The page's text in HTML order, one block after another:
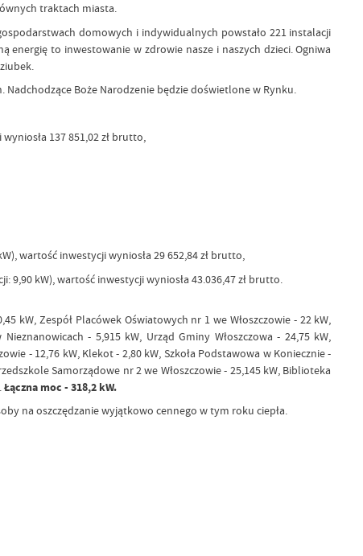
traktach miasta.
domowych i indywidualnych powstało 221 instalacji
to inwestowanie w zdrowie nasze i naszych dzieci. Ogniwa
Boże Narodzenie będzie doświetlone w Rynku.
137 851,02 zł brutto,
wartość inwestycji wyniosła 29 652,84 zł brutto,
kW), wartość inwestycji wyniosła 43.036,47 zł brutto.
kW, Zespół Placówek Oświatowych nr 1 we Włoszczowie - 22 kW,
- 5,915 kW, Urząd Gminy Włoszczowa - 24,75 kW,
- 12,76 kW, Klekot - 2,80 kW, Szkoła Podstawowa w Koniecznie -
Samorządowe nr 2 we Włoszczowie - 25,145 kW, Biblioteka
Łączna moc - 318,2 kW.
na oszczędzanie wyjątkowo cennego w tym roku ciepła.